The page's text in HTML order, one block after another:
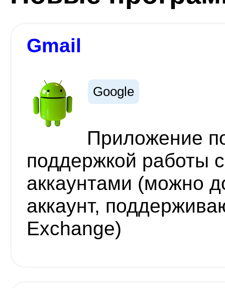
Gmail
Google
Приложение
поддержкой работы
аккаунтами (можно
аккаунт,
Exchange)